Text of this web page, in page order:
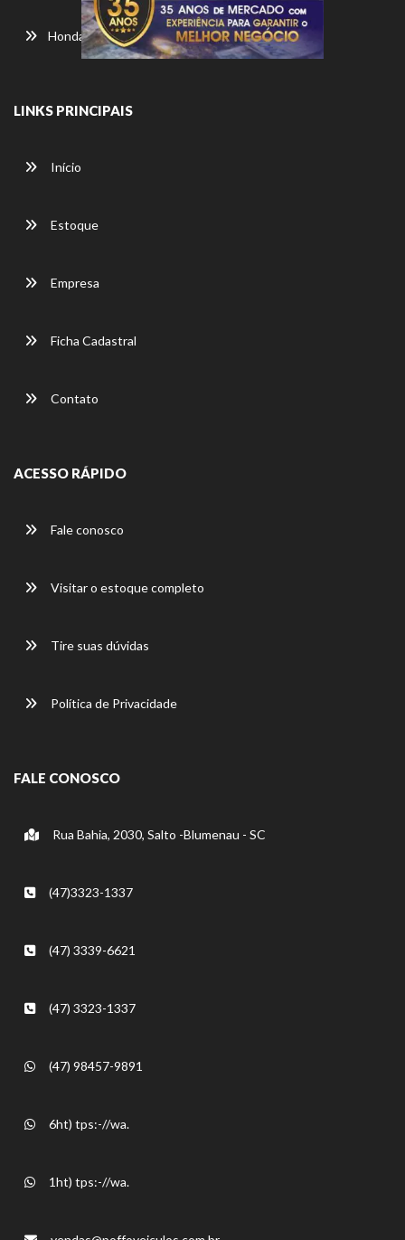
Honda
LINKS PRINCIPAIS
Início
Estoque
Empresa
Ficha Cadastral
Contato
ACESSO RÁPIDO
Fale conosco
Visitar o estoque completo
Tire suas dúvidas
Política de Privacidade
FALE CONOSCO
Rua Bahia, 2030, Salto -Blumenau - SC
(47)3323-1337
(47) 3339-6621
(47) 3323-1337
(47) 98457-9891
6ht) tps:-//wa.
1ht) tps:-//wa.